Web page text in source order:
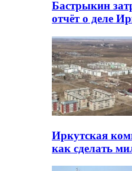
Бастрыкин
отчёт о деле
Иркутская
как сделать